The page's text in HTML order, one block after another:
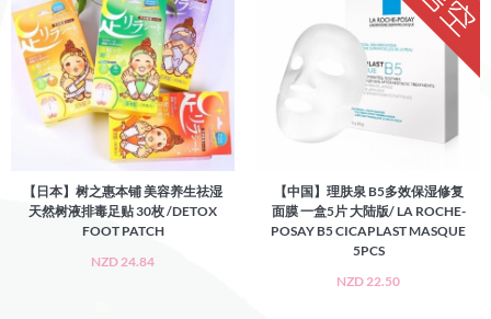
【日本】树之惠本铺 美容养生祛湿
天然树液排毒足贴 30枚 /DETOX
FOOT PATCH
NZD 24.84
【中国】理肤泉 B5多效保湿修复
面膜 一盒5片 大陆版/ LA ROCHE-
POSAY B5 CICAPLAST MASQUE
5PCS
NZD 22.50